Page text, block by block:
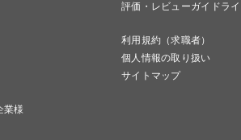
評価・レビューガイドラ
利用規約（求職者）
個人情報の取り扱い
サイトマップ
業様